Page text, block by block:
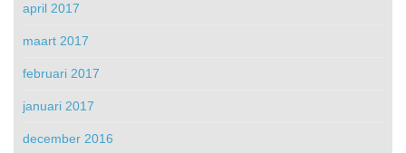
april 2017
maart 2017
februari 2017
januari 2017
december 2016